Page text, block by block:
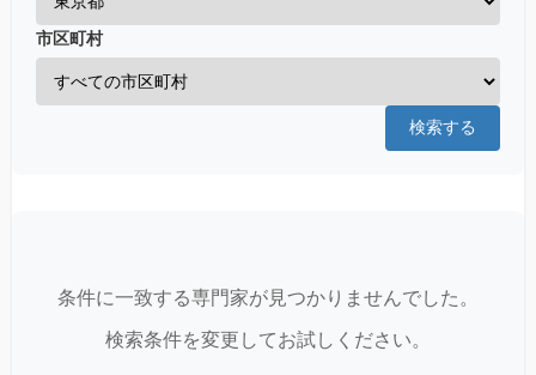
市区町村
検索する
条件に一致する専門家が見つかりませんでした。
検索条件を変更してお試しください。